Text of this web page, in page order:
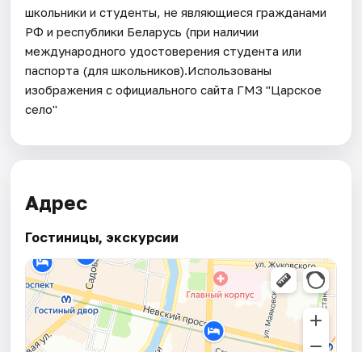
школьники и студенты, не являющиеся гражданами
РФ и республики Беларусь (при наличии
международного удостоверения студента или
паспорта (для школьников).Использованы
изображения с официального сайта ГМЗ "Царское
село"
Адрес
Гостиницы, экскурсии